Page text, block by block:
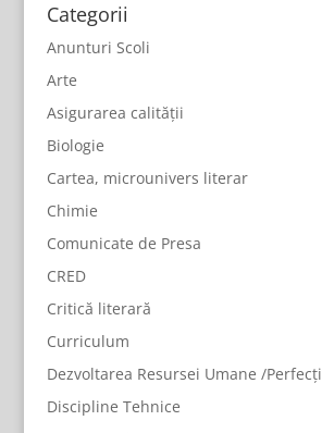
Categorii
Anunturi Scoli
Arte
Asigurarea calității
Biologie
Cartea, microunivers literar
Chimie
Comunicate de Presa
CRED
Critică literară
Curriculum
Dezvoltarea Resursei Umane /
Discipline Tehnice